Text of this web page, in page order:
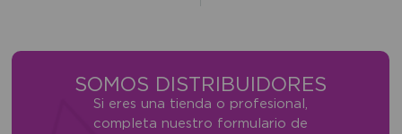
SOMOS DISTRIBUIDORES
Si eres una tienda o profesional,
completa nuestro formulario de